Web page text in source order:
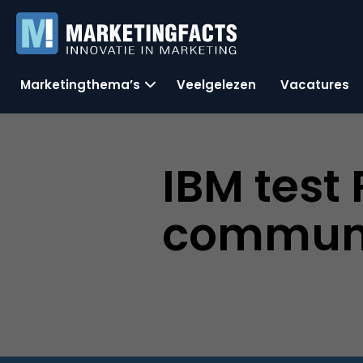
Marketingthema’s Veelgelezen Vacatures
IBM test